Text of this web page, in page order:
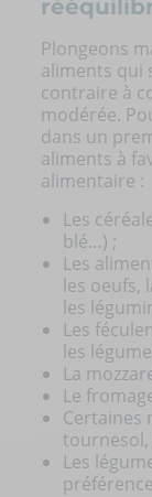
Plongeons
aliments qui
contraire à
modérée.
dans un
aliments à
alimentaire :
Les
blé…) ;
Les
les oeufs,
les
Les
les
La
Le
Certaines
tournesol,
Les